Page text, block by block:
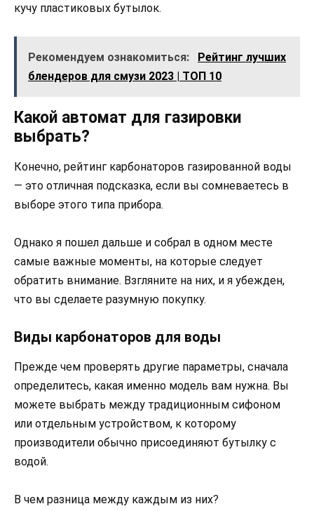
кучу пластиковых бутылок.
Рекомендуем ознакомиться:
Рейтинг лучших
блендеров для смузи 2023 | ТОП 10
Какой автомат для газировки
выбрать?
Конечно, рейтинг карбонаторов газированной воды
— это отличная подсказка, если вы сомневаетесь в
выборе этого типа прибора.
Однако я пошел дальше и собрал в одном месте
самые важные моменты, на которые следует
обратить внимание. Взгляните на них, и я убежден,
что вы сделаете разумную покупку.
Виды карбонаторов для воды
Прежде чем проверять другие параметры, сначала
определитесь, какая именно модель вам нужна. Вы
можете выбрать между традиционным сифоном
или отдельным устройством, к которому
производители обычно присоединяют бутылку с
водой.
В чем разница между каждым из них?